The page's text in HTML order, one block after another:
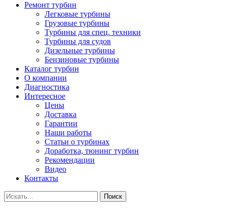
Ремонт турбин
Легковые турбины
Грузовые турбины
Турбины для спец. техники
Турбины для судов
Дизельные турбины
Бензиновые турбины
Каталог турбин
О компании
Диагностика
Интересное
Цены
Доставка
Гарантии
Наши работы
Статьи о турбинах
Доработка, тюнинг турбин
Рекомендации
Видео
Контакты
Поиск